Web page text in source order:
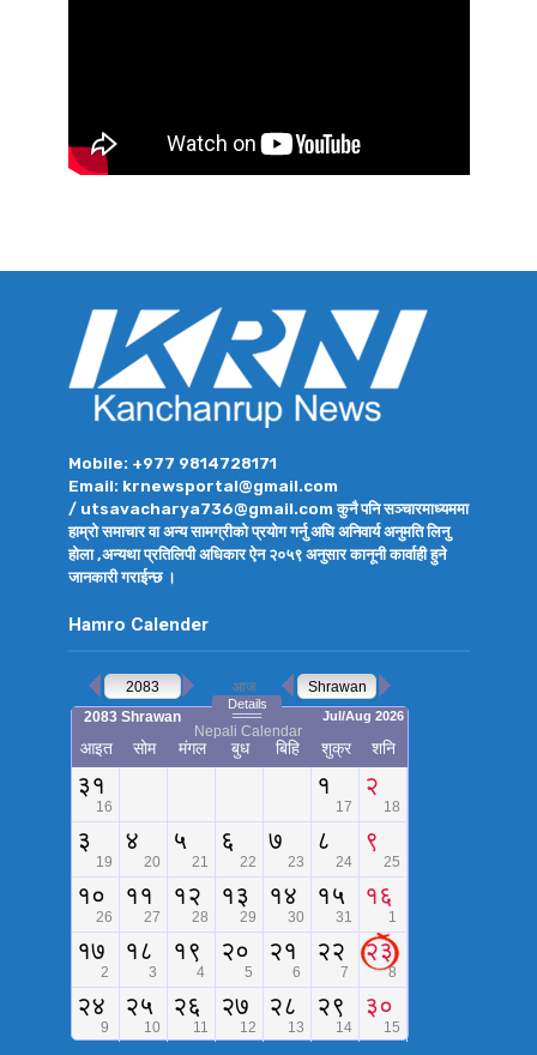
Mobile: +977 9814728171
Email: krnewsportal@gmail.com
/ utsavacharya736@gmail.com कुनै पनि सञ्चारमाध्यममा
हाम्रो समाचार वा अन्य सामग्रीको प्रयोग गर्नु अघि अनिवार्य अनुमति लिनु
होला ,अन्यथा प्रतिलिपी अधिकार ऐन २०५९ अनुसार कानूनी कार्वाही हुने
जानकारी गराईन्छ ।
Hamro Calender